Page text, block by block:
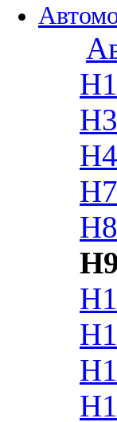
H1
H3
H4
H7
H8
H9